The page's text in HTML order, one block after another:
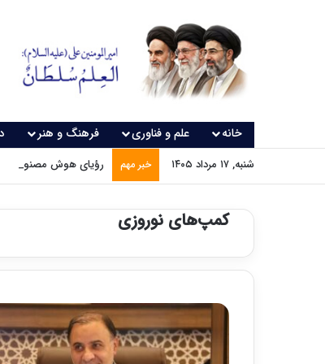
خانه علم و فناوری فرهنگ و هنر
شنبه, ۱۷ مرداد ۱۴۰۵ خبر مهم رؤیای هوش مصنوعی
کمپ‌های نوروزی